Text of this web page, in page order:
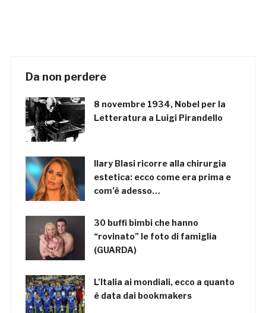
Da non perdere
8 novembre 1934, Nobel per la
Letteratura a Luigi Pirandello
Ilary Blasi ricorre alla chirurgia
estetica: ecco come era prima e
com’è adesso…
30 buffi bimbi che hanno
“rovinato” le foto di famiglia
(GUARDA)
L’Italia ai mondiali, ecco a quanto
è data dai bookmakers